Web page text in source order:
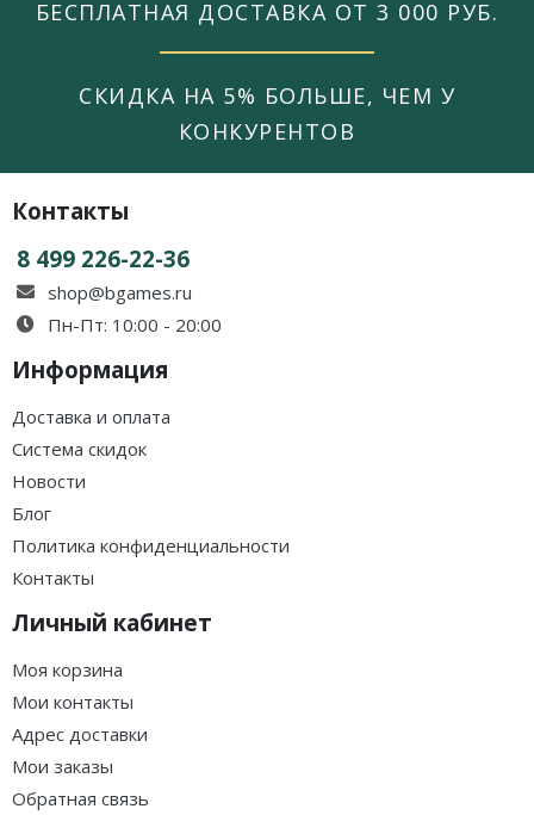
БЕСПЛАТНАЯ ДОСТАВКА ОТ 3 000 РУБ.
СКИДКА НА 5% БОЛЬШЕ, ЧЕМ У
КОНКУРЕНТОВ
Контакты
8 499 226-22-36
shop@bgames.ru
Пн-Пт: 10:00 - 20:00
Информация
Доставка и оплата
Система скидок
Новости
Блог
Политика конфиденциальности
Контакты
Личный кабинет
Моя корзина
Мои контакты
Адрес доставки
Мои заказы
Обратная связь